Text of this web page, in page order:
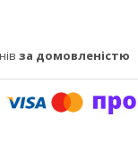
за домовленістю